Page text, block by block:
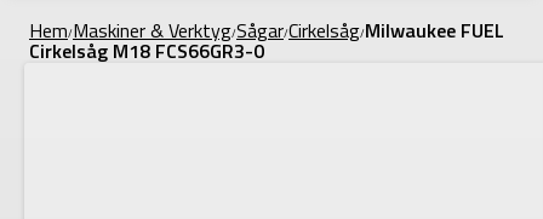
Hem/Maskiner & Verktyg/Sågar/Cirkelsåg/Milwaukee FUEL
Cirkelsåg M18 FCS66GR3-0